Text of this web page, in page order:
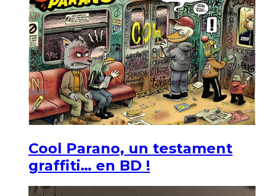
Cool Parano, un testament
graffiti… en BD !